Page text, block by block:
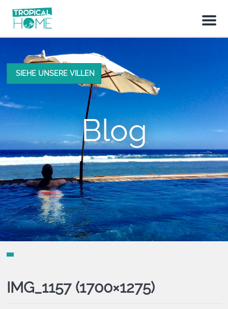
M
n
SIEHE UNSERE VILLEN
Blog
IMG_1157 (1700×1275)